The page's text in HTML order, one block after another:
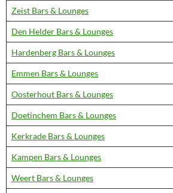
Zeist Bars & Lounges
Den Helder Bars & Lounges
Hardenberg Bars & Lounges
Emmen Bars & Lounges
Oosterhout Bars & Lounges
Doetinchem Bars & Lounges
Kerkrade Bars & Lounges
Kampen Bars & Lounges
Weert Bars & Lounges